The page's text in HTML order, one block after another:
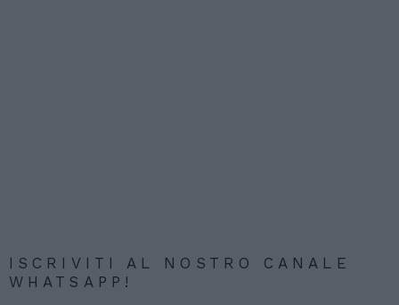
ISCRIVITI AL NOSTRO CANALE
WHATSAPP!